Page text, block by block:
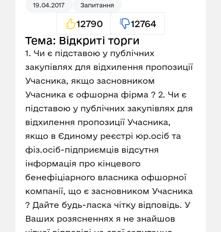
19.04.2017 Запитання
12790 12764
Тема: Відкриті торги
1. Чи є підставою у публічних
закупівлях для відхилення пропозиції
Учасника, якщо засновником
Учасника є офшорна фірма ? 2. Чи є
підставою у публічних закупівлях для
відхилення пропозиції Учасника,
якщо в Єдиному реєстрі юр.осіб та
фіз.осіб-підприємців відсутня
інформація про кінцевого
бенефіціарного власника офшорної
компанії, що є засновником Учасника
? Дайте будь-ласка чітку відповідь. У
Ваших розясненнях я не знайшов